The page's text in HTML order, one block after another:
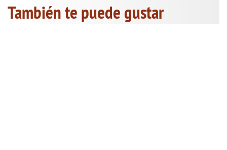
También te puede gustar